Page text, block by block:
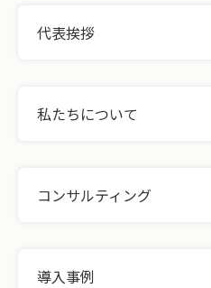
代表挨拶
私たちについて
コンサルティング
導入事例